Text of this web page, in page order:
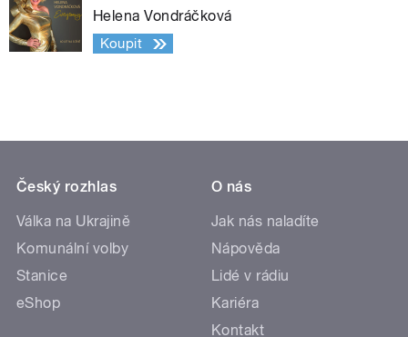
Helena Vondráčková
Koupit
Český rozhlas
Válka na Ukrajině
Komunální volby
Stanice
eShop
O nás
Jak nás naladíte
Nápověda
Lidé v rádiu
Kariéra
Kontakt